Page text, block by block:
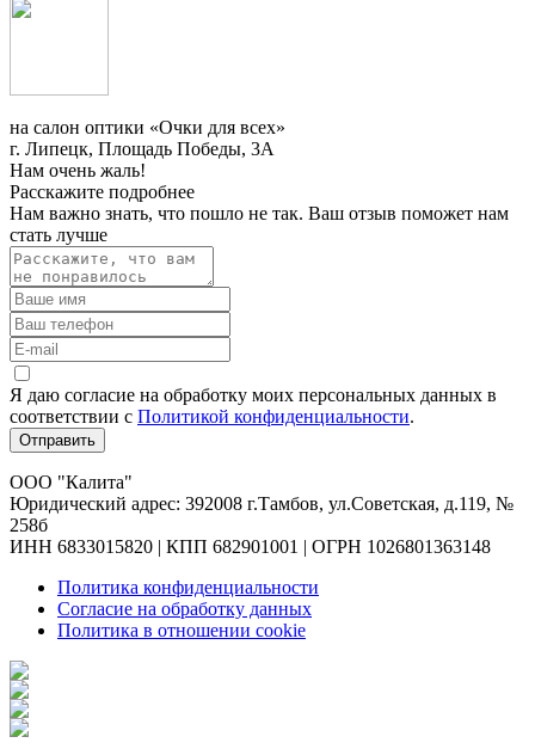
на салон оптики «Очки для всех»
г. Липецк, Площадь Победы, 3А
Нам очень жаль!
Расскажите подробнее
Нам важно знать, что пошло не так. Ваш отзыв поможет нам
стать лучше
Я даю согласие на обработку моих персональных данных в
соответствии c Политикой конфиденциальности.
Отправить
ООО "Калита"
Юридический адрес: 392008 г.Тамбов, ул.Советская, д.119, №
258б
ИНН 6833015820 | КПП 682901001 | ОГРН 1026801363148
Политика конфиденциальности
Согласие на обработку данных
Политика в отношении cookie